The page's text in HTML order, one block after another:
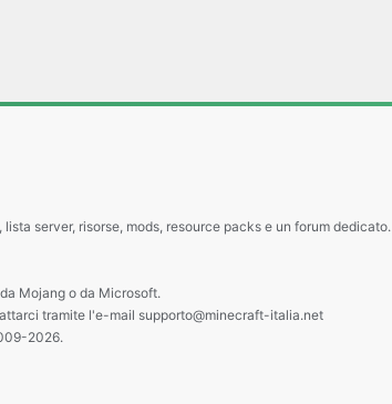
lista server, risorse, mods, resource packs e un forum dedicato.
Mojang o da Microsoft.
tramite l'e-mail supporto@minecraft-italia.net
2026.